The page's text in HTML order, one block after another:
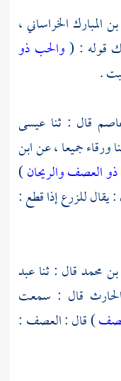
المبارك الخراساني،
قوله : (والحب ذو
.
قال : ثنا عيسى
ورقاءجميعا ، عنابن
العصف والريحان)
للزرع إذا قطع :
محمدقال : ثناعبد
قال : سمعت
) قال : العصف :